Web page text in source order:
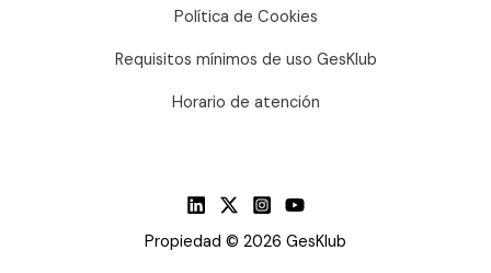
Política de Cookies
Requisitos mínimos de uso GesKlub
Horario de atención
Propiedad © 2026 GesKlub